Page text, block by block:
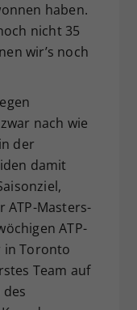
haben.
nicht 35
wir’s noch
nach wie
der
damit
ATP-Masters-
ATP-
in Toronto
Team auf